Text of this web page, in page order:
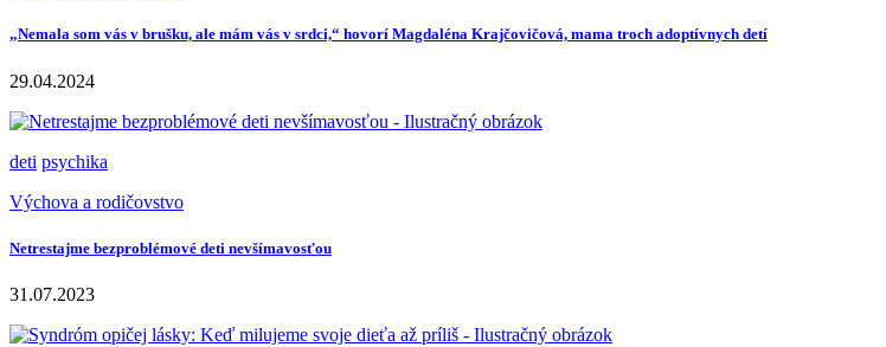
„Nemala som vás v brušku, ale mám vás v srdci,“ hovorí Magdaléna Krajčovičová, mama troch adoptívnych detí
29.04.2024
deti psychika
Výchova a rodičovstvo
Netrestajme bezproblémové deti nevšímavosťou
31.07.2023